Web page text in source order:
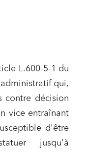
L.600-5-1 du
qui,
contre décision
vice entraînant
d'être
jusqu'à